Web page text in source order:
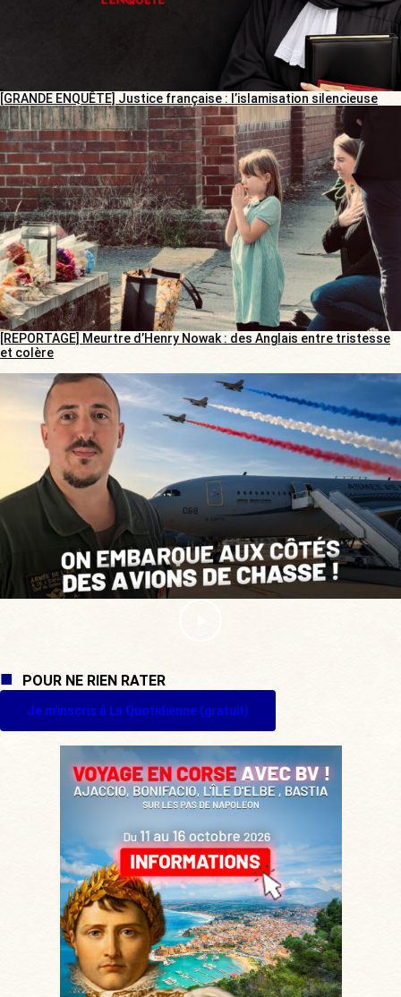
[GRANDE ENQUÊTE] Justice française : l’islamisation silencieuse
[REPORTAGE] Meurtre d’Henry Nowak : des Anglais entre tristesse
et colère
POUR NE RIEN RATER
Je m'inscris à La Quotidienne (gratuit)